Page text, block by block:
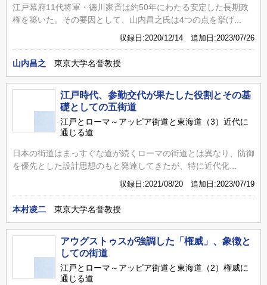
江戸幕府11代将軍・徳川家斉は約50年にわたる安定した長期政
権を築いた。その要因として、山内昌之氏は4つの点を挙げ...
収録日:2020/12/14 追加日:2023/07/26
山内昌之 東京大学名誉教授
江戸時代、参勤交代が果たした役割とその基
礎としての五街道
江戸とローマ～アッピア街道と東海道（3）近代に
通じる道
日本の街道はまっすぐな道が続くローマの街道とは異なり、防御
を優先とした設計思想のもと発達してきたが、特に近代化...
収録日:2021/08/20 追加日:2023/07/19
本村凌二 東京大学名誉教授
アウグストゥスが強調した「権威」、象徴と
しての街道
江戸とローマ～アッピア街道と東海道（2）権威に
通じる道